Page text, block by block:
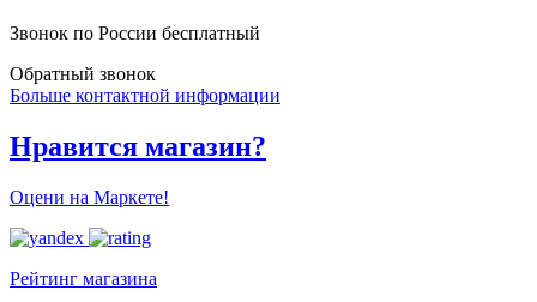
Звонок по России бесплатный
Обратный звонок
Больше контактной информации
Нравится магазин?
Оцени на Маркете!
Рейтинг магазина